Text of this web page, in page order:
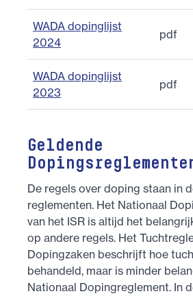
WADA dopinglijst
2024
pdf
WADA dopinglijst
2023
pdf
Geldende
De regels over doping staan in
reglementen. Het Nationaal
van het ISR is altijd het
op andere regels. Het
Dopingzaken beschrijft hoe
behandeld, maar is minder
Nationaal Dopingreglement. In